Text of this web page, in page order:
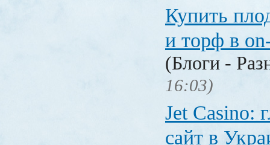
Купить
и торф в
(Блоги -
16:03)
Jet Сasino:
сайт в